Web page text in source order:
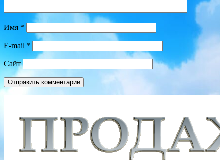
Имя *
E-mail *
Сайт